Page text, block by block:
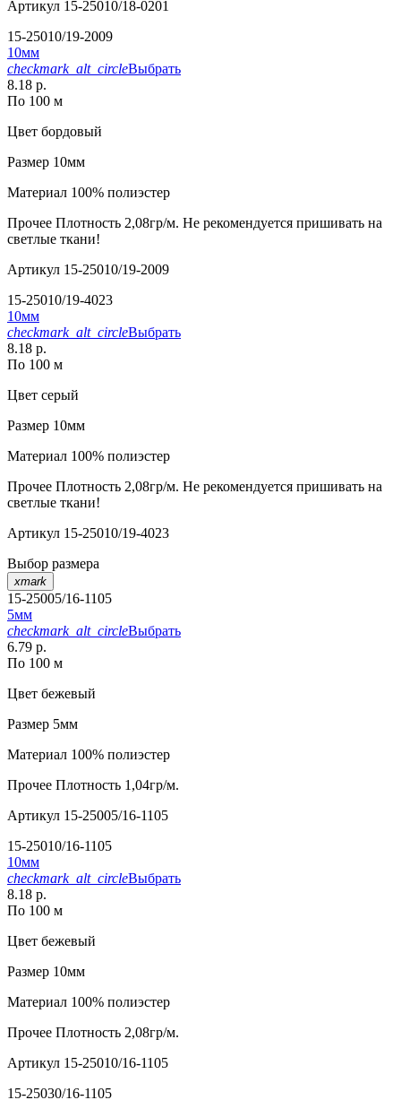
Артикул 15-25010/18-0201
15-25010/19-2009
10мм
checkmark_alt_circleВыбрать
8.18 р.
По 100 м
Цвет бордовый
Размер 10мм
Материал 100% полиэстер
Прочее Плотность 2,08гр/м. Не рекомендуется пришивать на
светлые ткани!
Артикул 15-25010/19-2009
15-25010/19-4023
10мм
checkmark_alt_circleВыбрать
8.18 р.
По 100 м
Цвет серый
Размер 10мм
Материал 100% полиэстер
Прочее Плотность 2,08гр/м. Не рекомендуется пришивать на
светлые ткани!
Артикул 15-25010/19-4023
Выбор размера
xmark
15-25005/16-1105
5мм
checkmark_alt_circleВыбрать
6.79 р.
По 100 м
Цвет бежевый
Размер 5мм
Материал 100% полиэстер
Прочее Плотность 1,04гр/м.
Артикул 15-25005/16-1105
15-25010/16-1105
10мм
checkmark_alt_circleВыбрать
8.18 р.
По 100 м
Цвет бежевый
Размер 10мм
Материал 100% полиэстер
Прочее Плотность 2,08гр/м.
Артикул 15-25010/16-1105
15-25030/16-1105